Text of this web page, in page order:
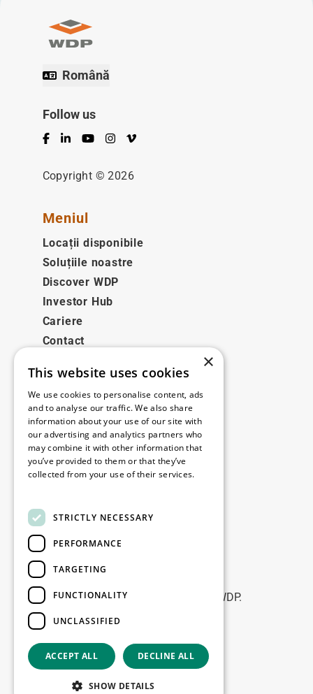
Română
Follow us
Facebook
LinkedInYouTubeInstagram
Vimeo
Copyright © 2026
Meniul
Locații disponibile
Soluțiile noastre
Discover WDP
Investor Hub
Cariere
Contact
Legale
Disclaimer
Privacy policy
Cookie policy
Contact
Fii la curent
Rămâneți la curent: abonați-vă la
newsletterele noastre de Marketing WDP.
Copyright © 2026
×
This website uses cookies
We use cookies to personalise content, ads
and to analyse our traffic. We also share
information about your use of our site with
our advertising and analytics partners who
may combine it with other information that
you’ve provided to them or that they’ve
collected from your use of their services.
STRICTLY NECESSARY
PERFORMANCE
TARGETING
FUNCTIONALITY
UNCLASSIFIED
ACCEPT ALL DECLINE ALL
SHOW DETAILS